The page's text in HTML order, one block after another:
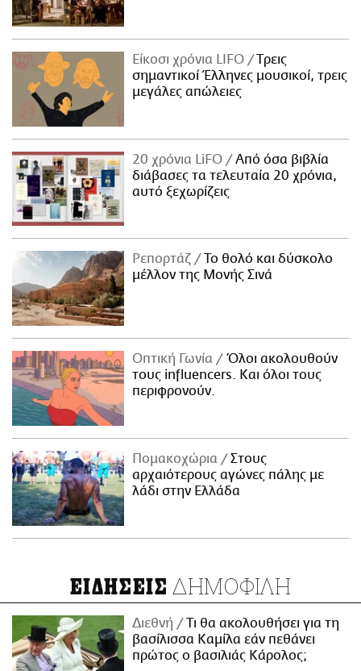
Είκοσι χρόνια LIFO
Tρεις
σημαντικοί Έλληνες μουσικοί, τρεις
μεγάλες απώλειες
20 χρόνια LiFO
Από όσα βιβλία
διάβασες τα τελευταία 20 χρόνια,
αυτό ξεχωρίζεις
Ρεπορτάζ
Το θολό και δύσκολο
μέλλον της Μονής Σινά
Οπτική Γωνία
Όλοι ακολουθούν
τους influencers. Και όλοι τους
περιφρονούν.
Πομακοχώρια
Στους
αρχαιότερους αγώνες πάλης με
λάδι στην Ελλάδα
ΕΙΔΗΣΕΙΣ ΔΗΜΟΦΙΛΗ
Διεθνή
Τι θα ακολουθήσει για τη
βασίλισσα Καμίλα εάν πεθάνει
πρώτος ο βασιλιάς Κάρολος;